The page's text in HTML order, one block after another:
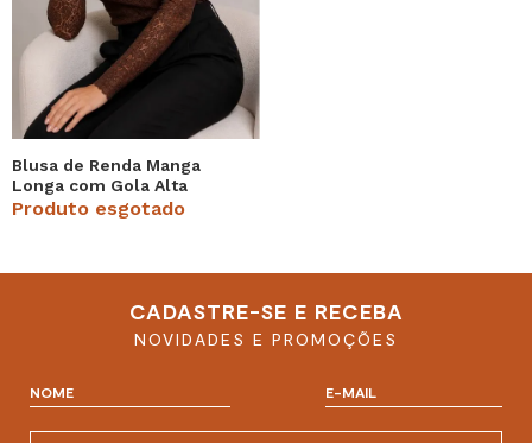
Blusa de Renda Manga
Longa com Gola Alta
Marrom Salvatore
Produto esgotado
CADASTRE-SE E RECEBA
NOVIDADES E PROMOÇÕES